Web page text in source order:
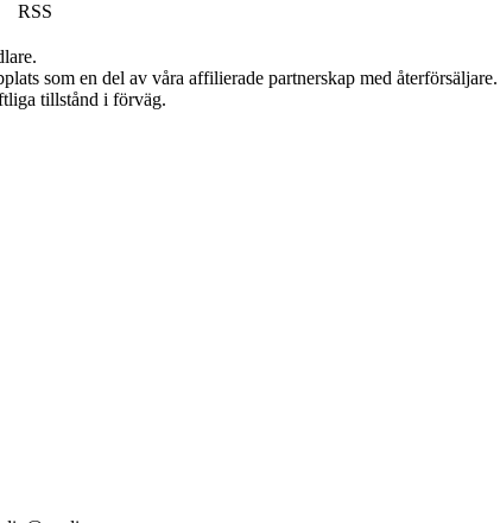
RSS
som en del av våra affilierade partnerskap med
tillstånd i förväg.